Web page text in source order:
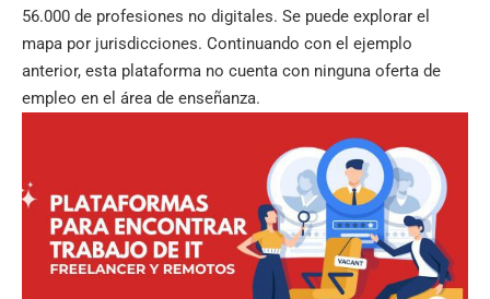
56.000 de profesiones no digitales. Se puede explorar el
mapa por jurisdicciones. Continuando con el ejemplo
anterior, esta plataforma no cuenta con ninguna oferta de
empleo en el área de enseñanza.